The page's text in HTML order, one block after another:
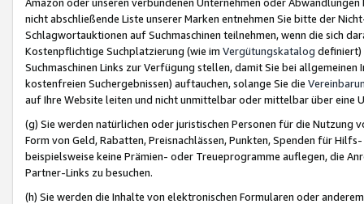
nicht abschließende Liste unserer Marken entnehmen Sie bitte der
Schlagwortauktionen auf Suchmaschinen teilnehmen, wenn die sich
Kostenpflichtige Suchplatzierung (wie im Vergütungskatalog definiert)
Suchmaschinen Links zur Verfügung stellen, damit Sie bei
kostenfreien Suchergebnissen) auftauchen, solange Sie die
auf Ihre Website leiten und nicht unmittelbar oder mittelbar über eine
(g) Sie werden natürlichen oder juristischen Personen für die Nutzung
Form von Geld, Rabatten, Preisnachlässen, Punkten, Spenden für
beispielsweise keine Prämien- oder Treueprogramme auflegen, die
Partner-Links zu besuchen.
(h) Sie werden die Inhalte von elektronischen Formularen oder